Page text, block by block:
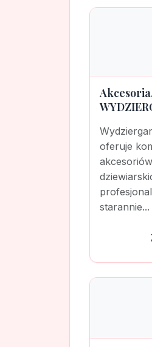
oferuje
starannie...